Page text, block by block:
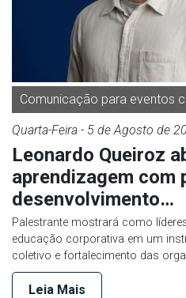
Comunicação para eventos
Quarta-Feira - 5 deAgosto de
Leonardo Queiroz
aprendizagem com
desenvolvimento…
Palestrante mostrará como
educação corporativa em um
coletivo e fortalecimento das
Leia Mais